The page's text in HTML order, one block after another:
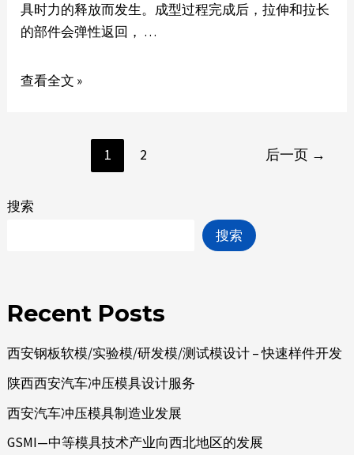
搜索
搜索
Recent Posts
西安钢板软模/实验模/研发模/测试模设计 – 快速样件开发
陕西西安汽车冲压模具设计服务
西安汽车冲压模具制造业发展
GSMI—中等模具技术产业向西北地区的发展
具时力的释放而发生。成型过程完成后，拉伸和拉长
的部件会弹性返回， …
查看全文 »
1 2 后一页 →